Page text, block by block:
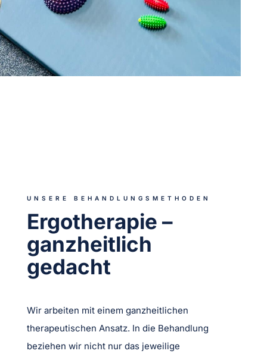
UNSERE BEHANDLUNGSMETHODEN
Ergotherapie –
ganzheitlich
gedacht
Wir arbeiten mit einem ganzheitlichen
therapeutischen Ansatz. In die Behandlung
beziehen wir nicht nur das jeweilige